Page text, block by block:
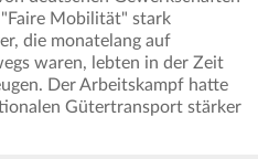
Mobilität" stark
die monatelang auf
waren, lebten in der Zeit
Der Arbeitskampf hatte
Gütertransport stärker